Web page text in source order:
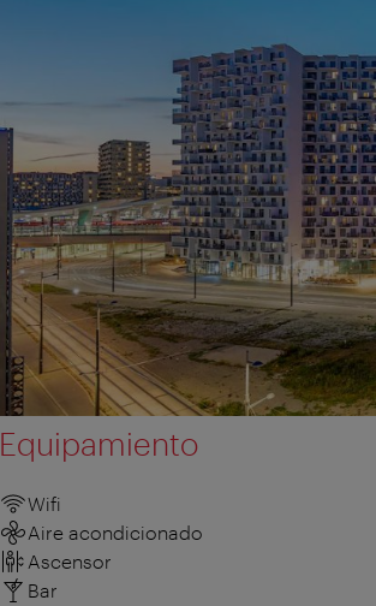
Equipamiento
Wifi
Aire acondicionado
Ascensor
Bar